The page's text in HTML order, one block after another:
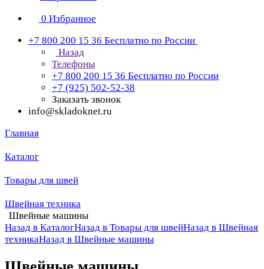
0 Избранное
+7 800 200 15 36 Бесплатно по России
Назад
Телефоны
+7 800 200 15 36 Бесплатно по России
+7 (925) 502-52-38
Заказать звонок
info@skladoknet.ru
Главная
Каталог
Товары для швей
Швейная техника
Швейные машины
Назад в КаталогНазад в Товары для швейНазад в Швейная
техникаНазад в Швейные машины